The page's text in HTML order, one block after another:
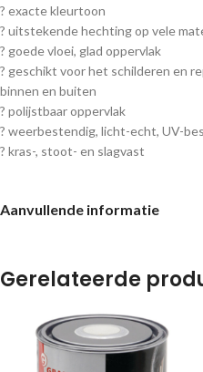
? exacte kleurtoon
? uitstekende hechting op vele
? goede vloei, glad oppervlak
? geschikt voor het schilderen en
binnen en buiten
? polijstbaar oppervlak
? weerbestendig, licht-echt, UV-
? kras-, stoot- en slagvast
Aanvullende informatie
Gerelateerde